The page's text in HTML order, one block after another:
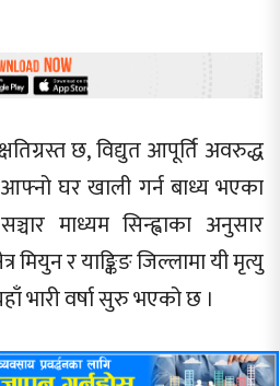
छ, विद्युत आपूर्ति अवरुद्ध
घर खाली गर्न बाध्य भएका
माध्यम सिन्ह्वाका अनुसार
मियुन र याङ्किङ जिल्लामा यी मृत्यु
भारी वर्षा सुरु भएको छ ।